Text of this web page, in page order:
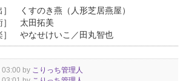
］ くすのき燕（人形芝居燕屋）
］ 太田拓美
］ やなせけいこ／田丸智也
by こりっち管理人